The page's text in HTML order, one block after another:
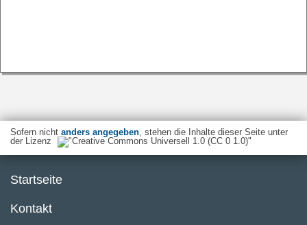
Sofern nicht anders angegeben, stehen die Inhalte dieser Seite unter
der Lizenz
Startseite
Kontakt